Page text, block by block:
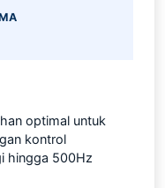
optimal untuk
kontrol
hingga 500Hz